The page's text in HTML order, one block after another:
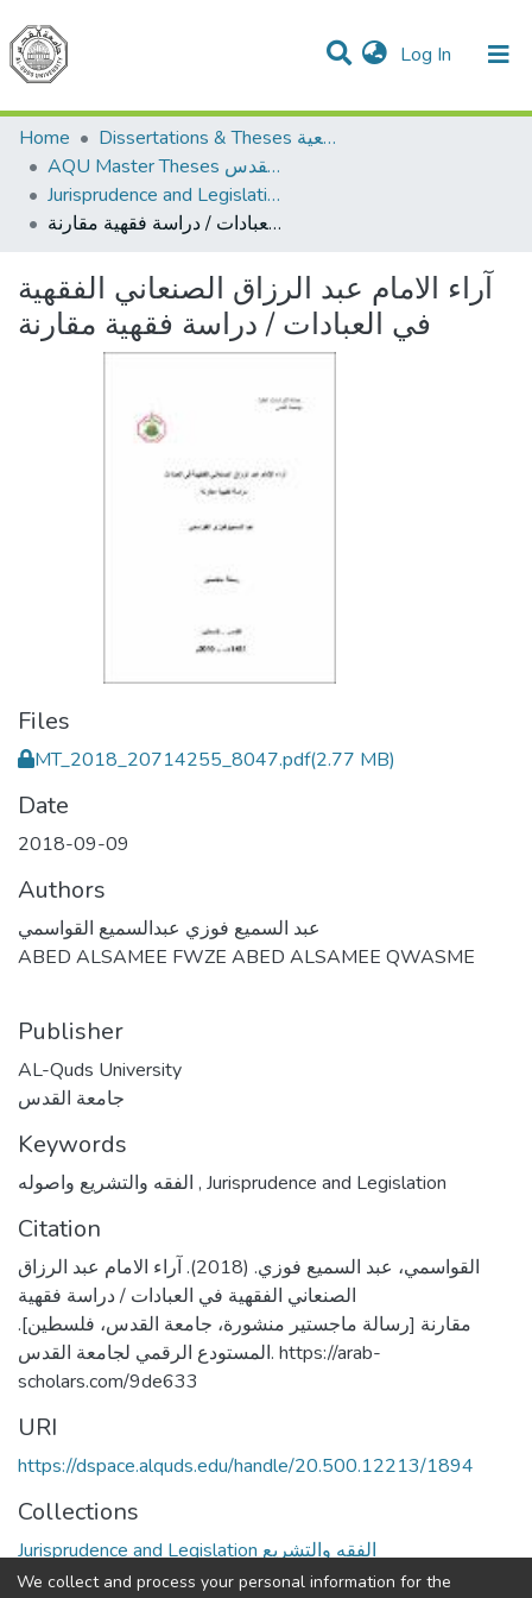
Log In (current)
Communities & Collections
All of DSpace
Home
Dissertations & Theses الرسائل الجامعية
AQU Master Theses الرسائل الجامعية الخاصة بجامعة القدس
Jurisprudence and Legislation الفقه والتشريع
آراء الامام عبد الرزاق الصنعاني الفقهية في العبادات / دراسة فقهية مقارنة
آراء الامام عبد الرزاق الصنعاني الفقهية
في العبادات / دراسة فقهية مقارنة
Files
MT_2018_20714255_8047.pdf(2.77 MB)
Date
2018-09-09
Authors
عبد السميع فوزي عبدالسميع القواسمي
ABED ALSAMEE FWZE ABED ALSAMEE QWASME
Publisher
AL-Quds University
جامعة القدس
Keywords
, Jurisprudence and Legislation
Citation
القواسمي، عبد السميع فوزي. (2018). آراء الامام عبد الرزاق
الصنعاني الفقهية في العبادات / دراسة فقهية
مقارنة [رسالة ماجستير منشورة، جامعة القدس، فلسطين].
المستودع الرقمي لجامعة القدس. https://arab-
scholars.com/9de633
URI
https://dspace.alquds.edu/handle/20.500.12213/1894
Collections
Jurisprudence and Legislation الفقه والتشريع
We collect and process your personal information for the